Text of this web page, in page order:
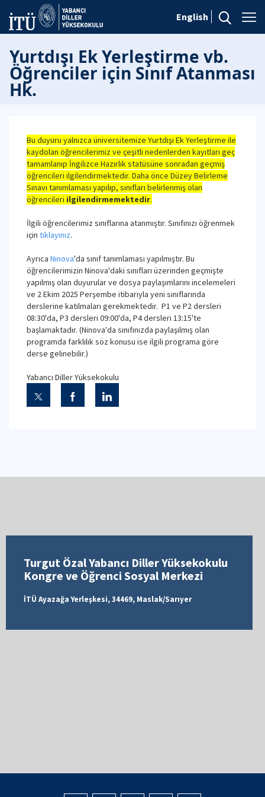
English
Yurtdışı Ek Yerleştirme vb.
Öğrenciler için Sınıf Atanması
Hk.
Bu duyuru yalnızca üniversitemize Yurtdışı Ek Yerleştirme ile
kaydolan öğrencilerimiz ve çeşitli nedenlerden kayıtları geç
tamamlanıp İngilizce Hazırlık statüsüne sonradan geçmiş
öğrencileri ilgilendirmektedir. Daha önce Düzey Belirleme
Sınavı tanımlaması yapılıp, sınıfları belirlenmiş olan
öğrencileri ilgilendirmemektedir.
İlgili öğrencilerimiz sınıflarına atanmıştır. Sınıfınızı öğrenmek
için tıklayınız.
Ayrıca Ninova'da sınıf tanımlaması yapılmıştır. Bu
öğrencilerimizin Ninova'daki sınıfları üzerinden geçmişte
yapılmış olan duyurular ve dosya paylaşımlarını incelemeleri
ve 2 Ekim 2025 Perşembe itibarıyla yeni sınıflarında
derslerine katılmaları gerekmektedir. P1 ve P2 dersleri
08:30'da, P3 dersleri 09:00'da, P4 dersleri 13:15'te
başlamaktadır. (Ninova'da sınıfınızda paylaşılmış olan
programda farklılık söz konusu ise ilgili programa göre
derse gelinebilir.)
Yabancı Diller Yüksekokulu
Turgut Özal Yabancı Diller Yüksekokulu
Kongre ve Öğrenci Sosyal Merkezi
İTÜ Ayazağa Yerleşkesi, 34469, Maslak/Sarıyer